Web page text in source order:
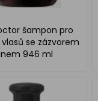
šampon pro
se zázvorem
946 ml